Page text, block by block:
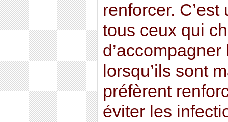
renforcer.
tous ceux qui
lorsqu’ils sont
préfèrent
éviter les